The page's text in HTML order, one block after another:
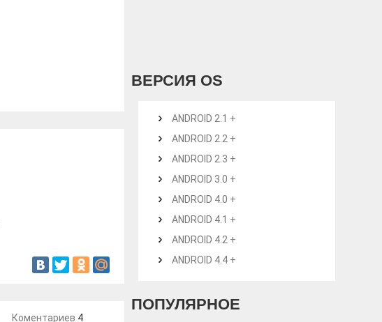
Коментариев 4
ВЕРСИЯ OS
ANDROID 2.1 +
ANDROID 2.2 +
ANDROID 2.3 +
ANDROID 3.0 +
ANDROID 4.0 +
ANDROID 4.1 +
ANDROID 4.2 +
ANDROID 4.4 +
ПОПУЛЯРНОЕ